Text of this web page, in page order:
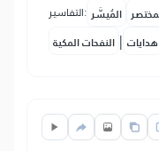
التفاسير: المُيسَّر
النفحات المكية | هدايات